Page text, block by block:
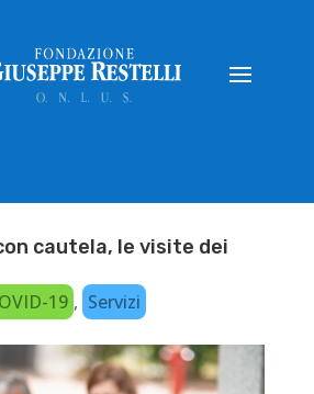
cautela, le visite dei
19 , Servizi